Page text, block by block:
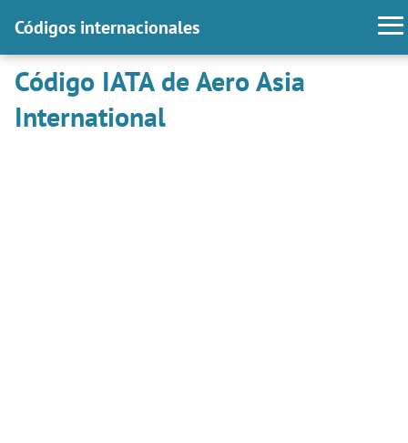
Códigos internacionales
Código IATA de Aero Asia
International